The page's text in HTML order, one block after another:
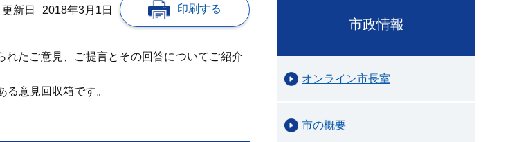
更新日 2018年3月1日 印刷する
たご意見、ご提言とその回答についてご紹介
る意見回収箱です。
市政情報
オンライン市長室
市の概要